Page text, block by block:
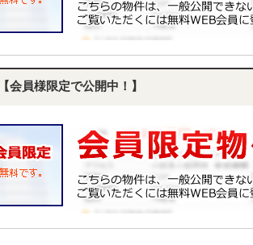
【会員様限定で公開中！】